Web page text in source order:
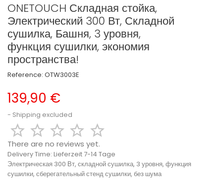
ONETOUCH Складная стойка,
Электрический 300 Вт, Складной
сушилка, Башня, 3 уровня,
функция сушилки, экономия
пространства!
Reference: OTW3003E
139,90 €
Shipping excluded
    
There are no reviews yet.
Delivery Time: Lieferzeit 7-14 Tage
Электрическая 300 Вт, складной сушилка, 3 уровня, функция
сушилки, сберегательный стенд сушилки, без шума